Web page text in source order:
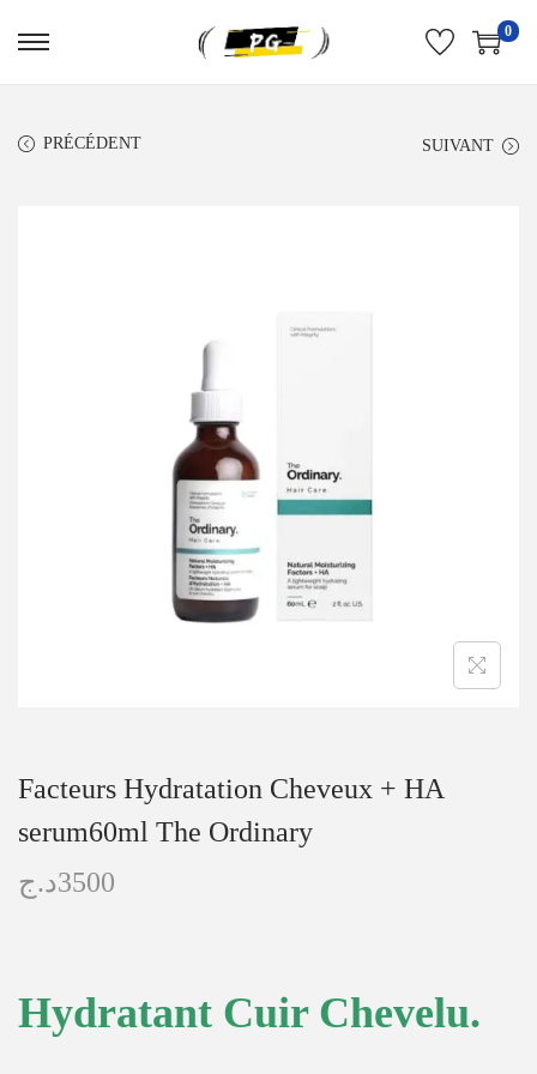
0
PRÉCÉDENT SUIVANT
Facteurs Hydratation Cheveux + HA
serum60ml The Ordinary
3500د.ج
Hydratant Cuir Chevelu.